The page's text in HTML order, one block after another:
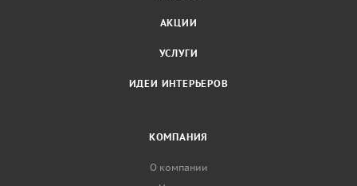
АКЦИИ
УСЛУГИ
ИДЕИ ИНТЕРЬЕРОВ
КОМПАНИЯ
О компании